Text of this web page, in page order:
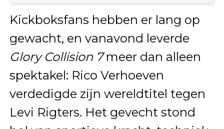
Kickboksfans hebben er lang op
gewacht, en vanavond leverde
Glory Collision 7meer dan alleen
spektakel: Rico Verhoeven
verdedigde zijn wereldtitel tegen
Levi Rigters. Het gevecht stond